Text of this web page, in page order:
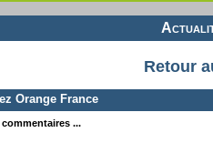
Retour
Orange France
commentaires ...